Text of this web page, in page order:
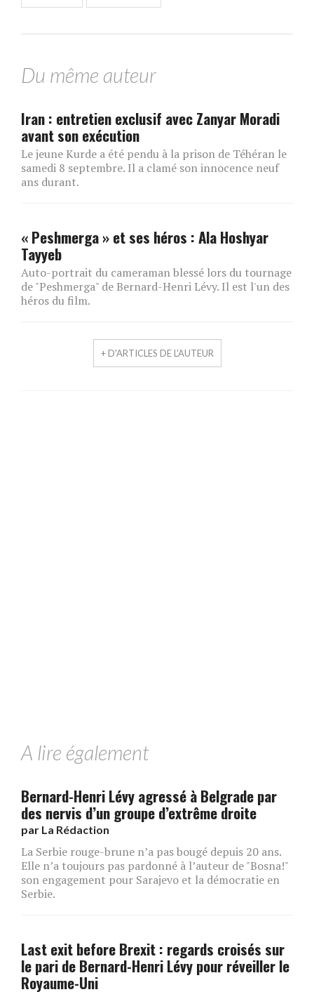
Du même auteur
Iran : entretien exclusif avec Zanyar Moradi
avant son exécution
Le jeune Kurde a été pendu à la prison de Téhéran le
samedi 8 septembre. Il a clamé son innocence neuf
ans durant.
« Peshmerga » et ses héros : Ala Hoshyar
Tayyeb
Auto-portrait du cameraman blessé lors du tournage
de "Peshmerga" de Bernard-Henri Lévy. Il est l'un des
héros du film.
+ D'ARTICLES DE L'AUTEUR
A lire également
Bernard-Henri Lévy agressé à Belgrade par
des nervis d’un groupe d’extrême droite
par La Rédaction
La Serbie rouge-brune n’a pas bougé depuis 20 ans.
Elle n’a toujours pas pardonné à l’auteur de "Bosna!"
son engagement pour Sarajevo et la démocratie en
Serbie.
Last exit before Brexit : regards croisés sur
le pari de Bernard-Henri Lévy pour réveiller le
Royaume-Uni